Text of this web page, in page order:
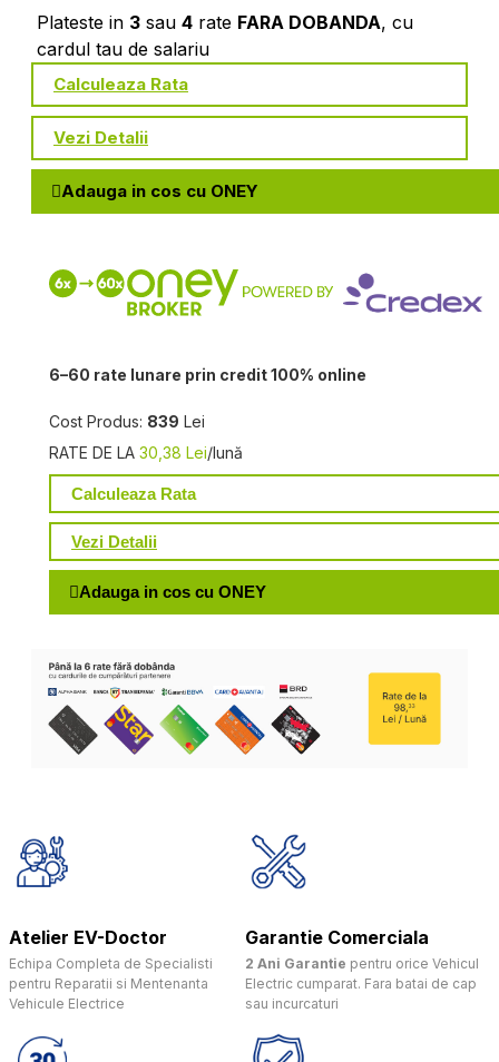
Plateste in 3 sau 4 rate FARA DOBANDA, cu
cardul tau de salariu
Calculeaza Rata
Vezi Detalii
Adauga in cos cu ONEY
6–60 rate lunare prin credit 100% online
Cost Produs: 839 Lei
RATE DE LA 30,38 Lei/lună
Calculeaza Rata
Vezi Detalii
Adauga in cos cu ONEY
Atelier EV-Doctor
Echipa Completa de Specialisti
pentru Reparatii si Mentenanta
Vehicule Electrice
Garantie Comerciala
2 Ani Garantie pentru orice Vehicul
Electric cumparat. Fara batai de cap
sau incurcaturi